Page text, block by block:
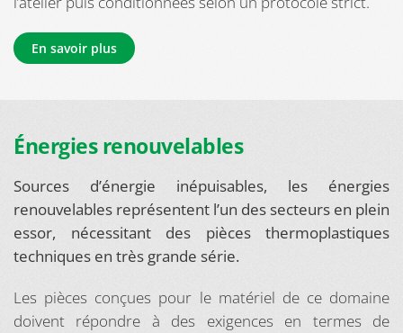
En savoir plus
Énergies renouvelables
Sources d’énergie inépuisables, les énergies
renouvelables représentent l’un des secteurs en plein
essor, nécessitant des pièces thermoplastiques
techniques en très grande série.
Les pièces conçues pour le matériel de ce domaine
doivent répondre à des exigences en termes de